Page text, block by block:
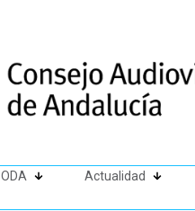
ODA Actualidad